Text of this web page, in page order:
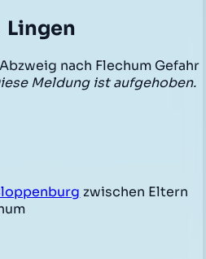
nach Flechum Gefahr
Meldung ist aufgehoben.
zwischen Eltern